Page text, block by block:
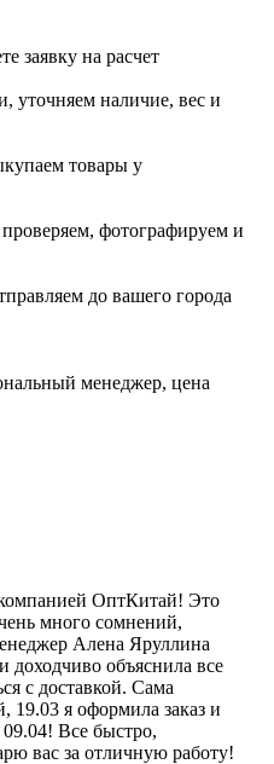
заявку на расчет
уточняем наличие, вес и
товары у
фотографируем и
до вашего города
менеджер, цена
ОптКитай! Это
много сомнений,
Алена Яруллина
доходчиво объяснила все
с доставкой. Сама
19.03 я оформила заказ и
Все быстро,
вас за отличную работу!